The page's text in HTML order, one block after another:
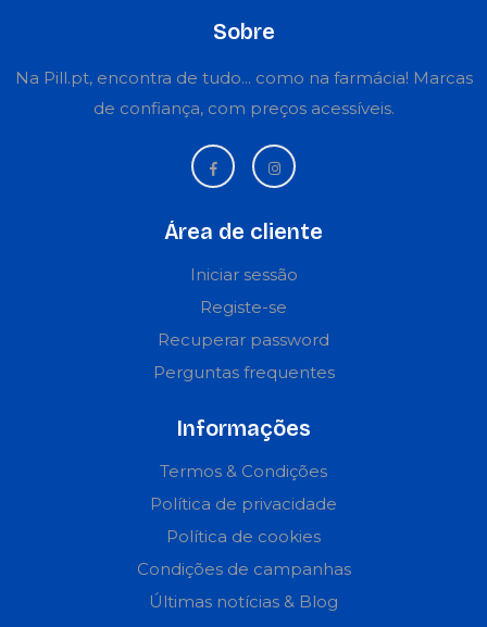
Sobre
Na Pill.pt, encontra de tudo... como na farmácia! Marcas
de confiança, com preços acessíveis.
Área de cliente
Iniciar sessão
Registe-se
Recuperar password
Perguntas frequentes
Informações
Termos & Condições
Política de privacidade
Política de cookies
Condições de campanhas
Últimas notícias & Blog